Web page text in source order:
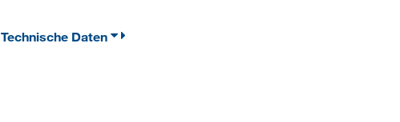
Technische Daten